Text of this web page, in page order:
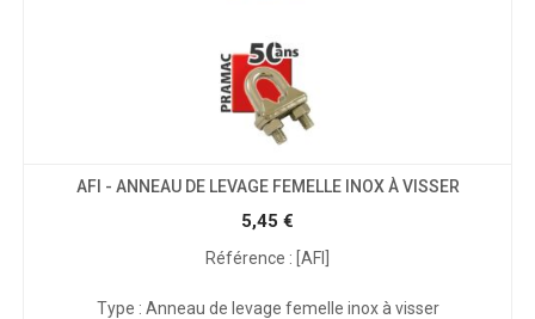
AFI - ANNEAU DE LEVAGE FEMELLE INOX À VISSER
5,45 €
Référence : [AFI]
Type : Anneau de levage femelle inox à visser